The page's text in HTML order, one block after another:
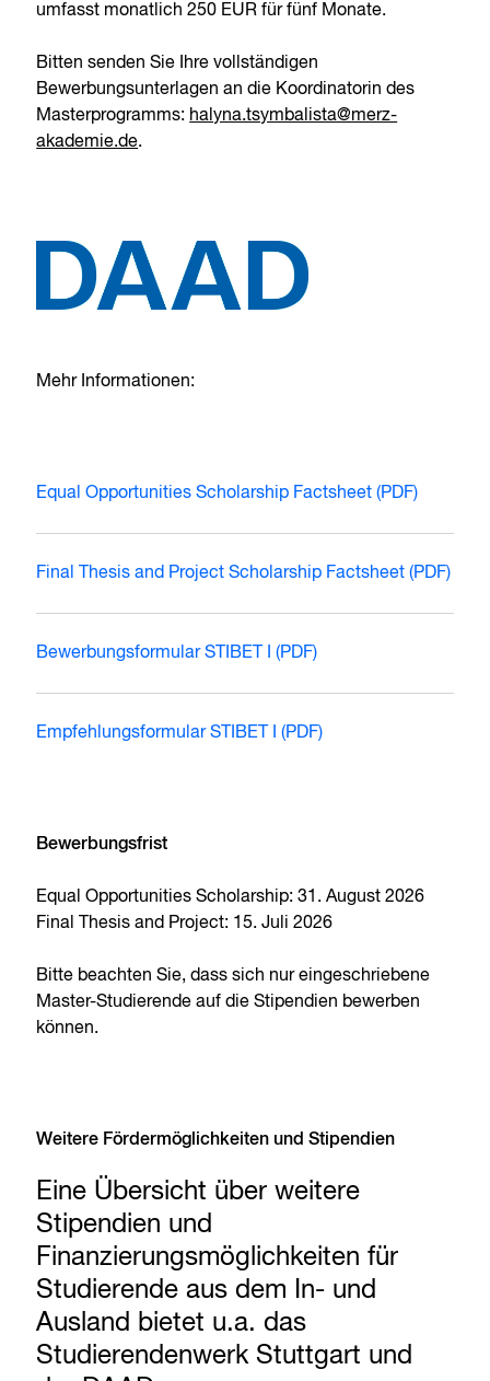
umfasst monatlich 250 EUR für fünf Monate.
Bitten senden Sie Ihre vollständigen
Bewerbungsunterlagen an die Koordinatorin des
Masterprogramms: halyna.tsymbalista@merz-
akademie.de.
Mehr Informationen:
Equal Opportunities Scholarship Factsheet (PDF)
Final Thesis and Project Scholarship Factsheet (PDF)
Bewerbungsformular STIBET I (PDF)
Empfehlungsformular STIBET I (PDF)
Bewerbungsfrist
Equal Opportunities Scholarship: 31. August 2026
Final Thesis and Project: 15. Juli 2026
Bitte beachten Sie, dass sich nur eingeschriebene
Master-Studierende auf die Stipendien bewerben
können.
Weitere Fördermöglichkeiten und Stipendien
Eine Übersicht über weitere
Stipendien und
Finanzierungsmöglichkeiten für
Studierende aus dem In- und
Ausland bietet u.a. das
Studierendenwerk Stuttgart und